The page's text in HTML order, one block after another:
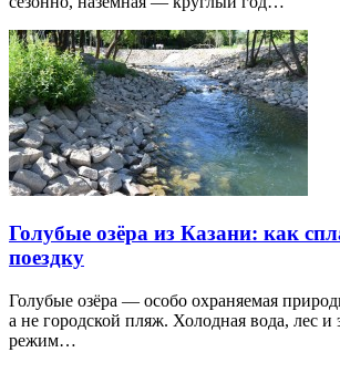
Голубые озёра из Казани: как
поездку
Голубые озёра — особо охраняемая
а не городской пляж. Холодная вода, лес и
режим…